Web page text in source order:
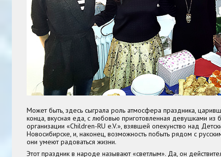
Может быть, здесь сыграла роль атмосфера праздника,
конца, вкусная еда, с любовью приготовленная девушками из
организации «Children-RU e.V.», взявшей опекунство над
Новосибирске, и, наконец, возможность побыть рядом с
они умеют радоваться жизни.
Этот праздник в народе называют «светлым». Да, он